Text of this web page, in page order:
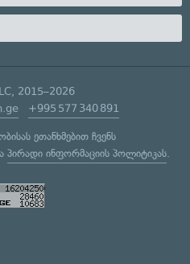
2015–2026
+995 577 340 891
ეთანხმებით ჩვენს
პირადი ინფორმაციის პოლიტიკას.